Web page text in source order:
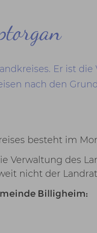
Er ist
nach den
besteht im
Verwaltung des
nicht der
Billigheim: